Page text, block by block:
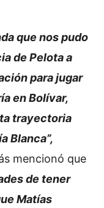
que nos pudo
de Pelota a
para jugar
en Bolívar,
trayectoria
Blanca”,
mencionó que
de tener
Matías